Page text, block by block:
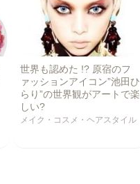
世界も認めた !? 原宿のフ
ァッションアイコン”池田ひ
らり”の世界観がアートで楽
しい?
メイク・コスメ・ヘアスタイル